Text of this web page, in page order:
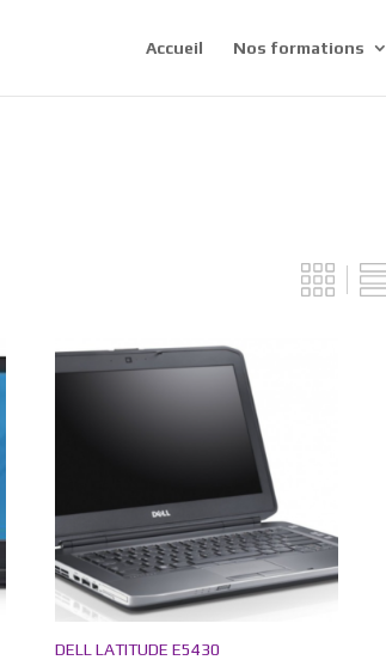
Accueil Nos formations
DELL LATITUDE E5430